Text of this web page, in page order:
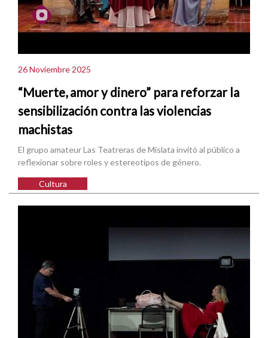
26 Noviembre 2025
“Muerte, amor y dinero” para reforzar la
sensibilización contra las violencias
machistas
El grupo amateur Las Teatreras de Mislata invitó al público a
reflexionar sobre roles y estereotipos de género.
Cultura